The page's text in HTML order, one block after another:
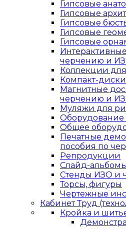
Гипсовые
Гипсовые
Гипсовые
Гипсовые
Гипсовые
черчению и
Коллекции
Компакт-
Магнитные
черчению и
Муляжи для
Оборудование
Общее
Печатные
пособия по
Репродукции
Слайд-
Стенды ИЗО и
Торсы, фигуры
Чертежные
Кабинет Труд
Кройка и